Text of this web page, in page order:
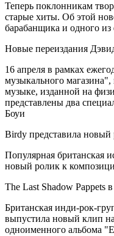
Теперь поклонникам
старые хиты. Об этой
барабанщика и одного из
Новые переиздания
16 апреля в рамках
музыкального
музыке, изданной на
представлены два
Боуи
Birdy представила
Популярная британская
новый ролик к
The Last Shadow Pappets
Британская инди-рок-
выпустила новый клип
одноименного альбома